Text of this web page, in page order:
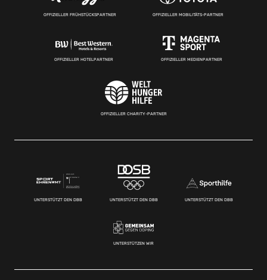
OFFIZIELLER FRÜHSTÜCKSPARTNER OFFIZIELLER MOBILITÄTS-PARTNER
OFFIZIELLER HOTELPARTNER OFFIZIELLER MEDIENPARTNER
OFFIZIELLER CHARITY-PARTNER
UNTERSTÜTZT DEN DBB UNTERSTÜTZT DEN DBB UNTERSTÜTZT DEN DBB
UNTERSTÜTZEN WIR